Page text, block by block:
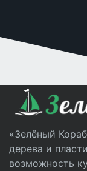
«Зелёный
дерева и
возможность